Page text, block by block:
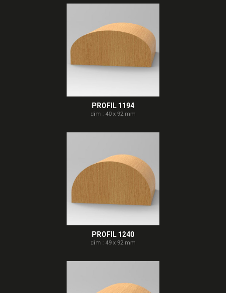
PROFIL 1194
dim : 40 x 92 mm
PROFIL 1240
dim : 49 x 92 mm